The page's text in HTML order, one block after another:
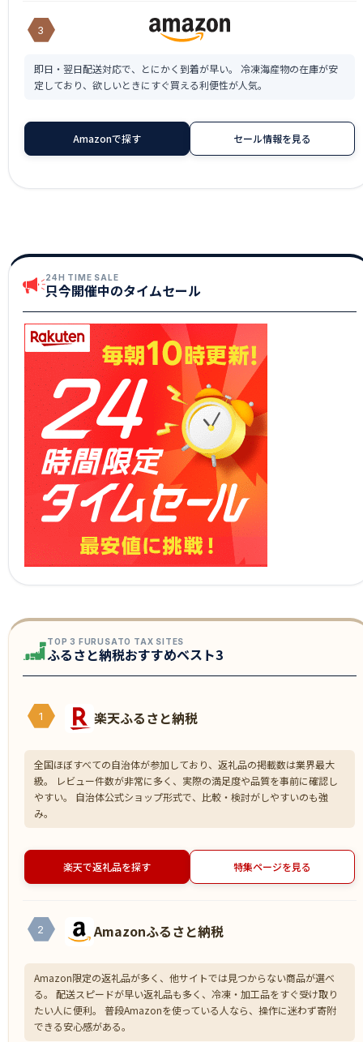
3
即日・翌日配送対応で、とにかく到着が早い。 冷凍海産物の在庫が安
定しており、欲しいときにすぐ買える利便性が人気。
Amazonで探す セール情報を見る
24H TIME SALE
只今開催中のタイムセール
TOP 3 FURUSATO TAX SITES
ふるさと納税おすすめベスト3
1 楽天ふるさと納税
全国ほぼすべての自治体が参加しており、返礼品の掲載数は業界最大
級。 レビュー件数が非常に多く、実際の満足度や品質を事前に確認し
やすい。 自治体公式ショップ形式で、比較・検討がしやすいのも強
み。
楽天で返礼品を探す 特集ページを見る
2 Amazonふるさと納税
Amazon限定の返礼品が多く、他サイトでは見つからない商品が選べ
る。 配送スピードが早い返礼品も多く、冷凍・加工品をすぐ受け取り
たい人に便利。 普段Amazonを使っている人なら、操作に迷わず寄附
できる安心感がある。